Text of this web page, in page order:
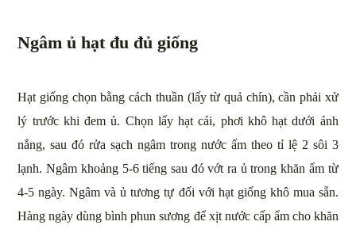
Ngâm ủ hạt đu đủ giống
Hạt giống chọn bằng cách thuần (lấy từ quả chín), cần phải xử
lý trước khi đem ủ. Chọn lấy hạt cái, phơi khô hạt dưới ánh
nắng, sau đó rửa sạch ngâm trong nước ấm theo tỉ lệ 2 sôi 3
lạnh. Ngâm khoảng 5-6 tiếng sau đó vớt ra ủ trong khăn ẩm từ
4-5 ngày. Ngâm và ủ tương tự đối với hạt giống khô mua sẵn.
Hàng ngày dùng bình phun sương để xịt nước cấp ẩm cho khăn